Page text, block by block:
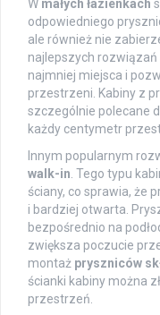
W małych łazienkach
odpowiedniego
ale również nie
najlepszych rozwiązań
najmniej miejsca i
przestrzeni. Kabiny z
szczególnie polecane
każdy centymetr
Innym popularnym
walk-in. Tego typu
ściany, co sprawia, że
i bardziej otwarta.
bezpośrednio na
zwiększa poczucie
montaż pryszniców
ścianki kabiny można
przestrzeń.